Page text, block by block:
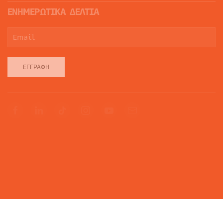
ΕΝΗΜΕΡΩΤΙΚΑ ΔΕΛΤΙΑ
ΕΓΓΡΑΦΉ